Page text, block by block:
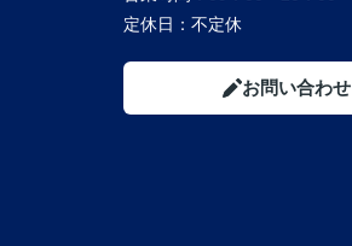
定休日： 不定休
お問い合わせ